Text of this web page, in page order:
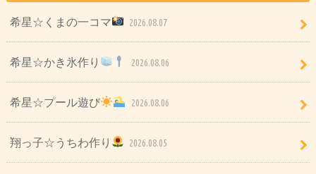
希星☆くまの一コマ 2026.08.07
希星☆かき氷作り 2026.08.06
希星☆プール遊び 2026.08.06
翔っ子☆うちわ作り 2026.08.05